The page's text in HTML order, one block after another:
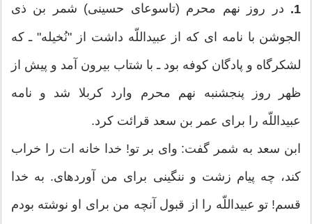
1. در روز نهم محرم (تاسوعای حسینی) شمر بن ذی
الجوشن با نامه ‏ای كه از عبیداللّه‏ داشت از "نُخیله" ـ كه
لشكرگاه و پادگان كوفه بود ـ با شتاب بیرون آمد و پیش از
ظهر روز پنجشنبه نهم محرم وارد كربلا شد و نامه
عبیداللّه‏ را برای عمر بن سعد قرائت كرد.
ابن سعد به شمر گفت: وای بر تو! خدا خانه ات را خراب
كند، چه پیام زشت و ننگینی برای من آورده‏ای. به خدا
قسم! تو عبیداللّه‏ را از قبول آنچه من برای او نوشته بودم